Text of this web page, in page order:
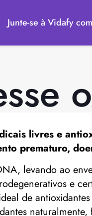
Junte-se à Vidafy
livres e
prematuro,
levando ao
e
de